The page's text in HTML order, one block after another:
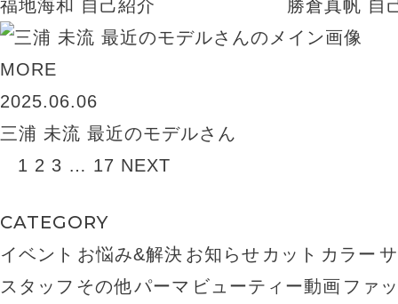
福地海和 自己紹介
勝倉真帆 自
MORE
2025.06.06
三浦 未流 最近のモデルさん
1 2 3 … 17 NEXT
CATEGORY
イベント お悩み&解決 お知らせ カット カラー
スタッフ その他パーマ ビューティー動画 ファ